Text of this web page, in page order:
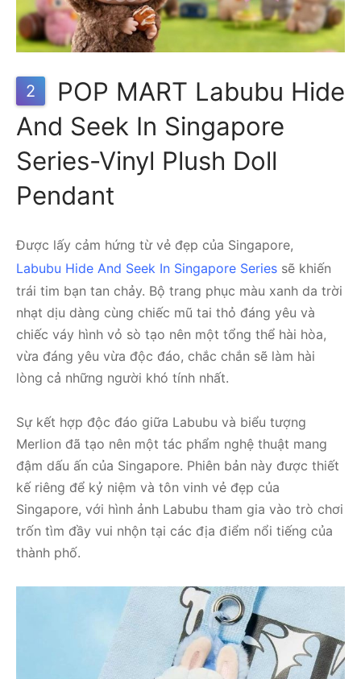
2
POP MART Labubu Hide
And Seek In Singapore
Series-Vinyl Plush Doll
Pendant
Được lấy cảm hứng từ vẻ đẹp của Singapore,
Labubu Hide And Seek In Singapore Series sẽ khiến
trái tim bạn tan chảy. Bộ trang phục màu xanh da trời
nhạt dịu dàng cùng chiếc mũ tai thỏ đáng yêu và
chiếc váy hình vỏ sò tạo nên một tổng thể hài hòa,
vừa đáng yêu vừa độc đáo, chắc chắn sẽ làm hài
lòng cả những người khó tính nhất.
Sự kết hợp độc đáo giữa Labubu và biểu tượng
Merlion đã tạo nên một tác phẩm nghệ thuật mang
đậm dấu ấn của Singapore. Phiên bản này được thiết
kế riêng để kỷ niệm và tôn vinh vẻ đẹp của
Singapore, với hình ảnh Labubu tham gia vào trò chơi
trốn tìm đầy vui nhộn tại các địa điểm nổi tiếng của
thành phố.